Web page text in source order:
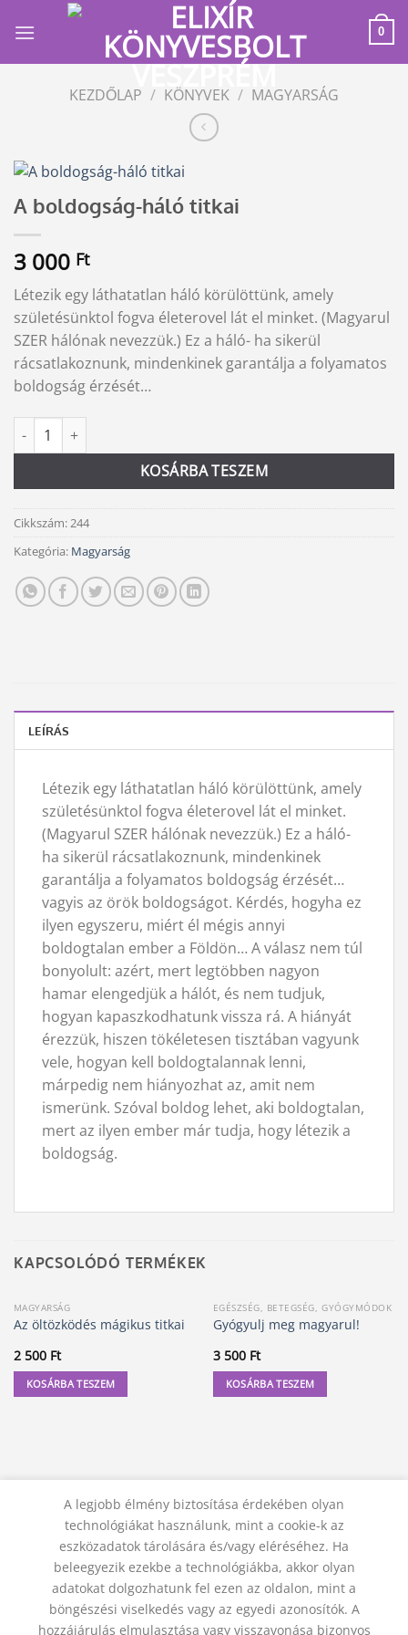
0
KEZDŐLAP / KÖNYVEK / MAGYARSÁG
A boldogság-háló titkai
3 000 Ft
Létezik egy láthatatlan háló körülöttünk, amely
születésünktol fogva életerovel lát el minket. (Magyarul
SZER hálónak nevezzük.) Ez a háló- ha sikerül
rácsatlakoznunk, mindenkinek garantálja a folyamatos
boldogság érzését…
A boldogság-háló titkai mennyiség
KOSÁRBA TESZEM
Alternative:
Cikkszám:244
Kategória: Magyarság
LEÍRÁS
Létezik egy láthatatlan háló körülöttünk, amely
születésünktol fogva életerovel lát el minket.
(Magyarul SZER hálónak nevezzük.) Ez a háló-
ha sikerül rácsatlakoznunk, mindenkinek
garantálja a folyamatos boldogság érzését…
vagyis az örök boldogságot. Kérdés, hogyha ez
ilyen egyszeru, miért él mégis annyi
boldogtalan ember a Földön… A válasz nem túl
bonyolult: azért, mert legtöbben nagyon
hamar elengedjük a hálót, és nem tudjuk,
hogyan kapaszkodhatunk vissza rá. A hiányát
érezzük, hiszen tökéletesen tisztában vagyunk
vele, hogyan kell boldogtalannak lenni,
márpedig nem hiányozhat az, amit nem
ismerünk. Szóval boldog lehet, aki boldogtalan,
mert az ilyen ember már tudja, hogy létezik a
boldogság.
KAPCSOLÓDÓ TERMÉKEK
MAGYARSÁG
Az öltözködés mágikus titkai
2 500 Ft
KOSÁRBA TESZEM
EGÉSZSÉG, BETEGSÉG, GYÓGYMÓDOK
Gyógyulj meg magyarul!
3 500 Ft
KOSÁRBA TESZEM
KAPCSOLAT ADATVÉDELMI NYILATKOZAT
ÁSZF
JOGI NYILATKOZAT
SZÁLLÍTÁSI FELTÉTELEK
ELÁLLÁS A SZERZŐDÉSTŐL
A legjobb élmény biztosítása érdekében olyan
technológiákat használunk, mint a cookie-k az
eszközadatok tárolására és/vagy eléréséhez. Ha
beleegyezik ezekbe a technológiákba, akkor olyan
adatokat dolgozhatunk fel ezen az oldalon, mint a
böngészési viselkedés vagy az egyedi azonosítók. A
hozzájárulás elmulasztása vagy visszavonása bizonyos